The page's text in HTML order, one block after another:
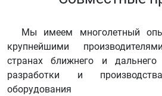
Мы имеем многолетный
крупнейшими
странах ближнего и
разработки и
оборудования